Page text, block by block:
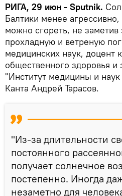
РИГА, 29 июн - Sputnik.
Балтики менее
можно сгореть, не заметив
прохладную и ветреную
медицинских наук, доцент
общественного здоровья
"Институт медицины и
Канта Андрей Тарасов.
"Из-за длительности
постоянного
получает солнечное
постепенно. Иногда
незаметно для